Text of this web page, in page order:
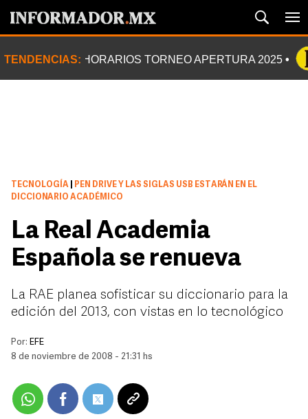
TENDENCIAS: HORARIOS TORNEO APERTURA 2025
TECNOLOGÍA
PEN DRIVE Y LAS SIGLAS USB ESTARÁN EN EL
DICCIONARIO ACADÉMICO
La Real Academia
Española se renueva
La RAE planea sofisticar su diccionario para la
edición del 2013, con vistas en lo tecnológico
Por: EFE
8 de noviembre de 2008 - 21:31 hs